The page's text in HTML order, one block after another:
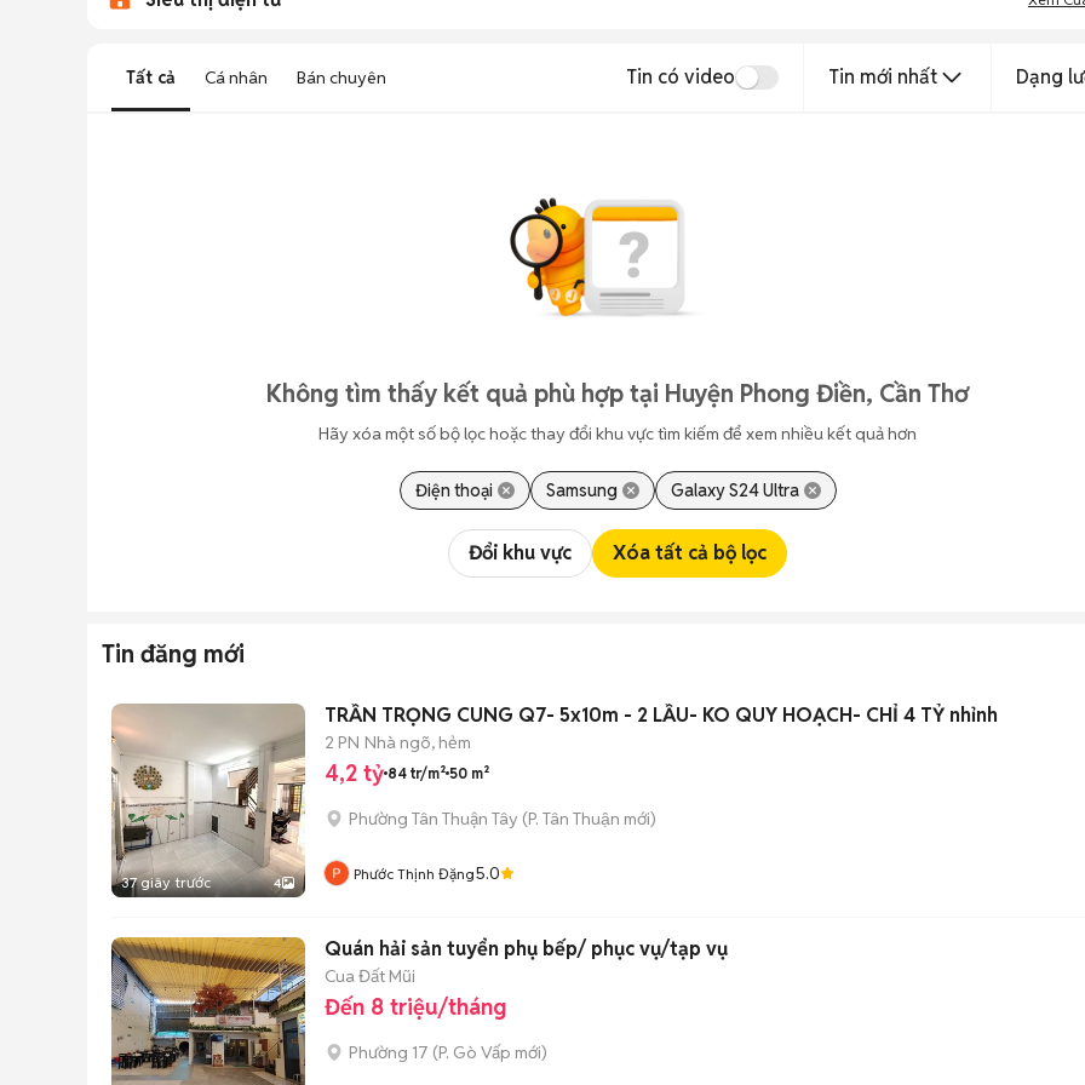
Tất cả Cá nhân Bán chuyên Tin có video Tin mới nhất Dạng
Không tìm thấy kết quả phù hợp tại Huyện Phong Điền, Cần Thơ
Hãy xóa một số bộ lọc hoặc thay đổi khu vực tìm kiếm để xem nhiều kết quả hơn
Điện thoại Samsung Galaxy S24 Ultra
Đổi khu vực Xóa tất cả bộ lọc
Tin đăng mới
37 giây trước 4
TRẦN TRỌNG CUNG Q7- 5x10m - 2 LẦU- KO QUY HOẠCH- CHỈ 4 TỶ nhỉnh
2 PN Nhà ngõ, hẻm
4,2 tỷ 84 tr/m² 50 m²
Phường Tân Thuận Tây (P. Tân Thuận mới)
Phước Thịnh Đặng5.0
Quán hải sản tuyển phụ bếp/ phục vụ/tạp vụ
Cua Đất Mũi
Đến 8 triệu/tháng
Phường 17 (P. Gò Vấp mới)